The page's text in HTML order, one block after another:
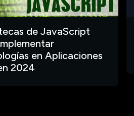
de JavaScript
en Aplicaciones
2024